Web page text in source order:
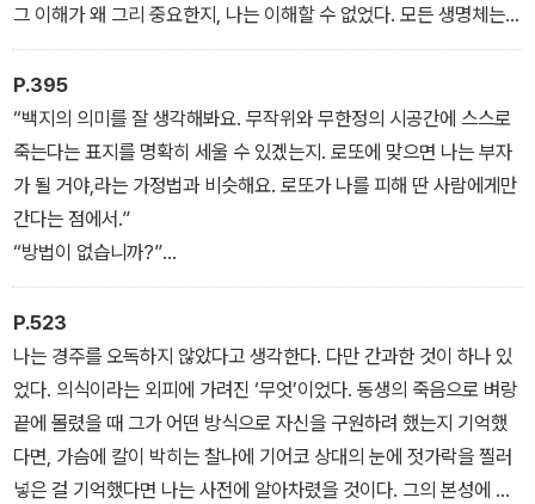
그 이해가 왜 그리 중요한지, 나는 이해할 수 없었다. 모든 생명체는
우연에 의해 태어난다. 우연하게 관계를 맺고 우연 속에서 살다가 죽
는다. 인과관계가 명확하게 정의되는 삶은 롤라 극장에나 존재할 것
이다.
“내겐 운명의 설계 없이 살아볼 기회가 필요해요. 도망치지 않는다면,
견뎌낼 수 있다면, 내가 그 세상에 존재했던 이유를 알 것도 같아서.”
P.395
“백지의 의미를 잘 생각해봐요. 무작위와 무한정의 시공간에 스스로
죽는다는 표지를 명확히 세울 수 있겠는지. 로또에 맞으면 나는 부자
가 될 거야,라는 가정법과 비슷해요. 로또가 나를 피해 딴 사람에게만
간다는 점에서.”
“방법이 없습니까?”
나를 보는 그의 눈에 이해와 답답함과 간절함이 복잡하게 뒤엉켰다.
나는 머뭇대지 않고 대답했다.
“없어요.”
“절대로?”
대답 대신, 나는 의자에서 일어났다. 그도 일어났다. 우리는 말없이 상
대를 마주 보고 서 있었다. 침묵이 끝도 없이 흘러갔다.
“그렇다면 나는…….” 마침내 그가 입을 열었다.
P.523
나는 경주를 오독하지 않았다고 생각한다. 다만 간과한 것이 하나 있
었다. 의식이라는 외피에 가려진 ‘무엇’이었다. 동생의 죽음으로 벼랑
끝에 몰렸을 때 그가 어떤 방식으로 자신을 구원하려 했는지 기억했
다면, 가슴에 칼이 박히는 찰나에 기어코 상대의 눈에 젓가락을 찔러
넣은 걸 기억했다면 나는 사전에 알아차렸을 것이다. 그의 본성에 웅